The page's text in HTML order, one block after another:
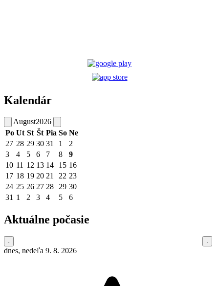
Kalendár
August2026
Po Ut St Št Pia So Ne
27 28 29 30 31 1
2
3
4 5 6 7 8
9
10 11 12 13 14 15 16
17 18 19 20 21 22 23
24 25 26 27 28 29 30
31 1 2 3 4 5 6
Aktuálne počasie
dnes, nedeľa 9. 8. 2026